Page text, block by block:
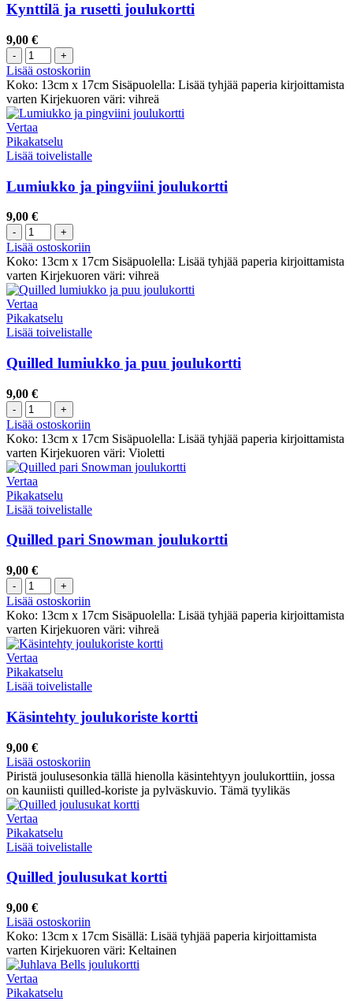
Kynttilä ja rusetti joulukortti
9,00 €
Lisää ostoskoriin
Koko: 13cm x 17cm Sisäpuolella: Lisää tyhjää paperia kirjoittamista
varten Kirjekuoren väri: vihreä
Vertaa
Pikakatselu
Lisää toivelistalle
Lumiukko ja pingviini joulukortti
9,00 €
Lisää ostoskoriin
Koko: 13cm x 17cm Sisäpuolella: Lisää tyhjää paperia kirjoittamista
varten Kirjekuoren väri: vihreä
Vertaa
Pikakatselu
Lisää toivelistalle
Quilled lumiukko ja puu joulukortti
9,00 €
Lisää ostoskoriin
Koko: 13cm x 17cm Sisäpuolella: Lisää tyhjää paperia kirjoittamista
varten Kirjekuoren väri: Violetti
Vertaa
Pikakatselu
Lisää toivelistalle
Quilled pari Snowman joulukortti
9,00 €
Lisää ostoskoriin
Koko: 13cm x 17cm Sisäpuolella: Lisää tyhjää paperia kirjoittamista
varten Kirjekuoren väri: vihreä
Vertaa
Pikakatselu
Lisää toivelistalle
Käsintehty joulukoriste kortti
9,00 €
Lisää ostoskoriin
Piristä joulusesonkia tällä hienolla käsintehtyyn joulukorttiin, jossa
on kauniisti quilled-koriste ja pylväskuvio. Tämä tyylikäs
Vertaa
Pikakatselu
Lisää toivelistalle
Quilled joulusukat kortti
9,00 €
Lisää ostoskoriin
Koko: 13cm x 17cm Sisällä: Lisää tyhjää paperia kirjoittamista
varten Kirjekuoren väri: Keltainen
Vertaa
Pikakatselu